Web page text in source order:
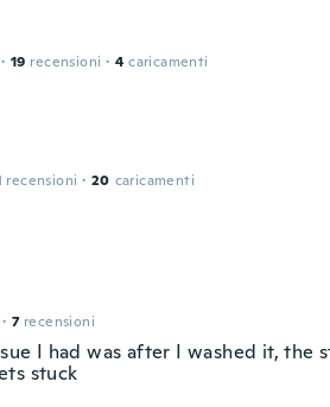
· 19 recensioni · 4 caricamenti
recensioni · 20 caricamenti
· 7 recensioni
I had was after I washed it,
stuck